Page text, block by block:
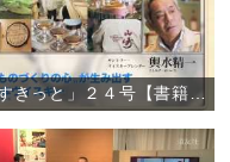
「すきっと」２４号【書籍案内】